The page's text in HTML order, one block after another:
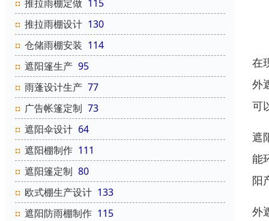
推拉雨棚定做 115
推拉雨棚设计 130
仓储雨棚安装 114
遮阳篷生产 95
雨蓬设计生产 77
广告帐篷定制 73
遮阳伞设计 64
遮阳棚制作 111
遮阳篷定制 80
欧式棚生产设计 133
遮阳防雨棚制作 115
在
外
可
遮
能
阳
外